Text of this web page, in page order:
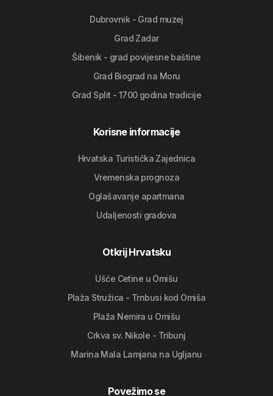
Dubrovnik - Grad muzej
Grad Zadar
Šibenik - grad povijesne baštine
Grad Biograd na Moru
Grad Split - 1700 godina tradicije
Korisne informacije
Hrvatska Turistička Zajednica
Vremenska prognoza
Oglašavanje apartmana
Udaljenosti gradova
Otkrij Hrvatsku
Ušće Cetine u Omišu
Plaža Stružica - Trnbusi kod Omiša
Plaža Nemira u Omišu
Crkva sv. Nikole - Tribunj
Marina Mala Lamjana na Ugljanu
Povežimo se